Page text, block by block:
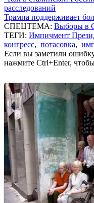
расследований
Трампа поддерживает
СПЕЦТЕМА: Выборы в
ТЕГИ: Импичмент
конгресс, потасовка,
Если вы заметили
нажмите Ctrl+Enter,